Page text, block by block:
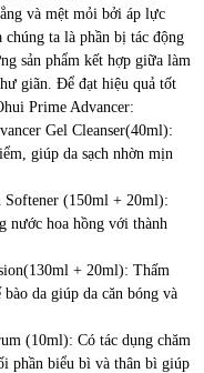
và mệt mỏi bởi áp lực
ta là phần bị tác động
sản phẩm kết hợp giữa làm
giãn. Để đạt hiệu quả tốt
Prime Advancer:
Gel Cleanser(40ml):
giúp da sạch nhờn mịn
Softener (150ml + 20ml):
nước hoa hồng với thành
+ 20ml): Thấm
da giúp da căn bóng và
(10ml): Có tác dụng chăm
phần biểu bì và thân bì giúp